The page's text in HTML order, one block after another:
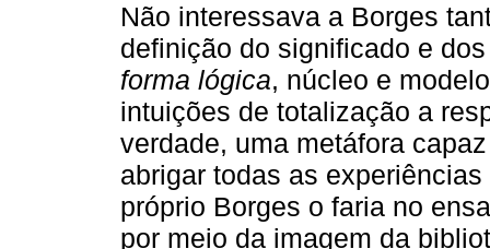
Não interessava a Borges
definição do significado e
forma lógica, núcleo e
intuições de totalização a
verdade, uma metáfora
abrigar todas as
próprio Borges o faria no
por meio da imagem da